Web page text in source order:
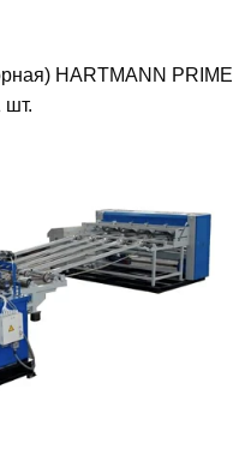
HARTMANN PRIME
шт.